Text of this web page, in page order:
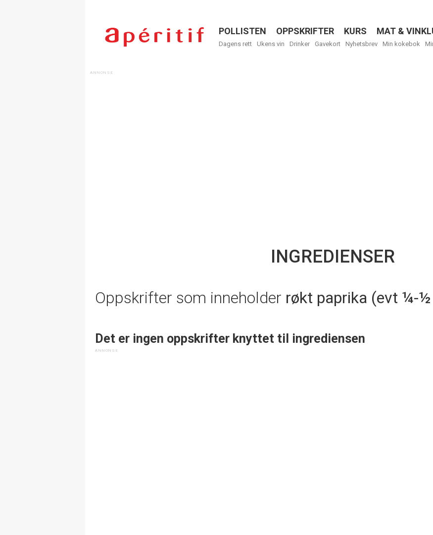
Menu
POLLISTEN OPPSKRIFTER KURS MAT &
Dagens rett Ukens vin Drinker Gavekort Nyhetsbrev Min kokebok
INGREDIENSER
Oppskrifter som inneholder røkt paprika (evt ¼-
Det er ingen oppskrifter knyttet til ingrediensen